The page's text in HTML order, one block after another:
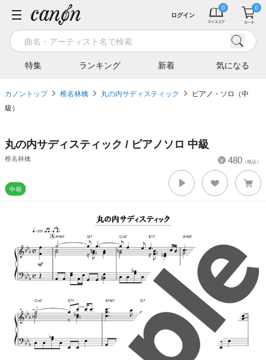
特集 ランキング 新着 気になる
ログイン
カノントップ 椎名林檎 丸の内サディスティック
ピアノ・ソロ（中
級）
丸の内サディスティック / ピアノソロ 中級
椎名林檎 480 （税込）